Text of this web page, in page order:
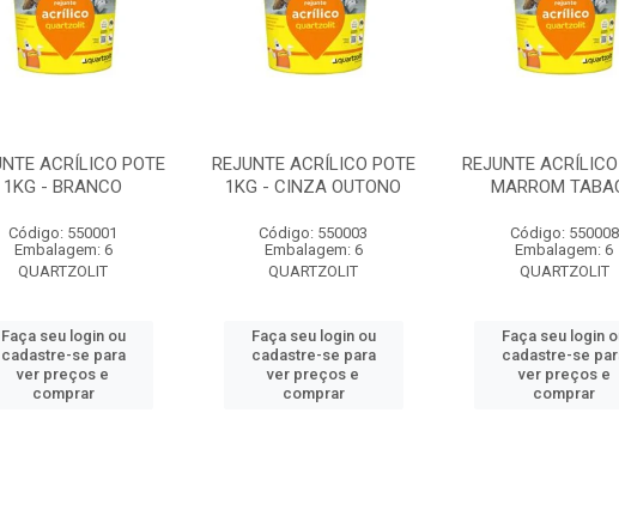
ACRÍLICO POTE
1KG - BRANCO
Código: 550001
Embalagem: 6
QUARTZOLIT
Faça seu login ou
cadastre-se para
ver preços e
comprar
REJUNTE ACRÍLICO POTE
1KG - CINZA OUTONO
Código: 550003
Embalagem: 6
QUARTZOLIT
Faça seu login ou
cadastre-se para
ver preços e
comprar
REJUNTE
MARROM
Código: 550008
Embalagem: 6
QUARTZOLIT
Faça seu login
cadastre-se
ver preços e
comprar